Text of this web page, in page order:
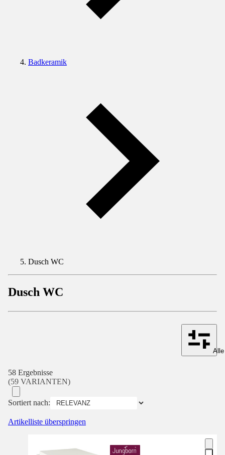
Badkeramik
Dusch WC
Dusch WC
58 Ergebnisse
(59 VARIANTEN)
Sortiert nach:
Artikelliste überspringen